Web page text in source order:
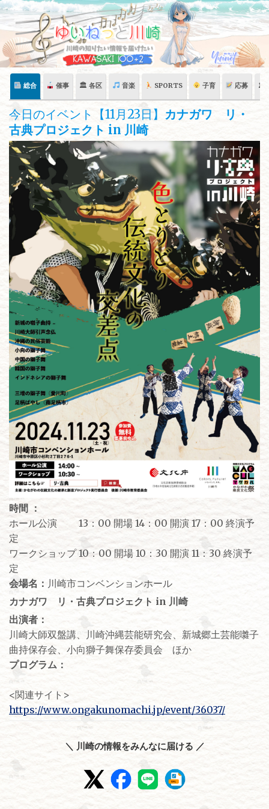
Skip
content
総合 催事 🏛 各区 音楽 SPORTS 子育 応募 🏛
今日のイベント【11月23日】 カナガワ リ・
古典プロジェクト in 川崎
時間 ：
ホール公演 13：00 開場 14：00 開演 17：00 終演予
定
ワークショップ 10：00 開場 10：30 開演 11：30 終演予
定
会場名： 川崎市コンベンションホール
カナガワ リ・古典プロジェクト in 川崎
出演者：
川崎大師双盤講、川崎沖縄芸能研究会、新城郷土芸能囃子
曲持保存会、小向獅子舞保存委員会 ほか
プログラム：
<関連サイト>
https://www.ongakunomachi.jp/event/36037/
＼ 川崎の情報をみんなに届ける ／